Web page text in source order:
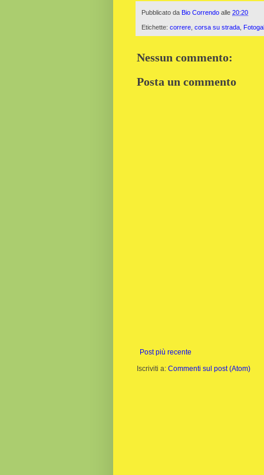
Pubblicato da Bio Correndo alle 20:20
Etichette: correre corsa su strada
Nessun commento:
Posta un commento
Post più recente
Iscriviti a: Commenti sul post (Atom)